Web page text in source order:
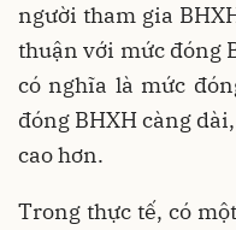
người tham gia
thuận với mức đóng
có nghĩa là mức
đóng BHXH càng
cao hơn.
Trong thực tế, có